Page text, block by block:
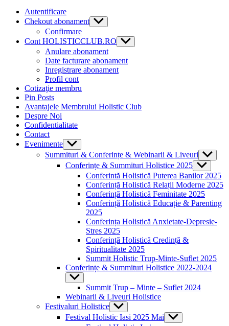
Autentificare
Chekout abonament Show
sub
Confirmare
Cont HOLISTICCLUB.RO Show
sub
Anulare abonament
Date facturare abonament
Inregistrare abonament
Profil cont
Cotizaţie membru
Pin Posts
Avantajele Membrului Holistic Club
Despre Noi
Confidentialitate
Contact
Evenimente Show
sub
menu
Summituri & Conferințe & Webinarii & Liveuri Show
sub
menu
Conferințe & Summituri Holistice 2025 Show
sub
menu
Conferintă Holistică Puterea Banilor 2025
Conferință Holistică Relații Moderne 2025
Conferință Holistică Feminitate 2025
Conferință Holistică Educație & Parenting
2025
Conferința Holistică Anxietate-Depresie-
Stres 2025
Conferință Holistică Credință &
Spiritualitate 2025
Summit Holistic Trup-Minte-Suflet 2025
Conferințe & Summituri Holistice 2022-2024
Show
sub
menu
Summit Trup – Minte – Suflet 2024
Webinarii & Liveuri Holistice
Festivaluri Holistice Show
sub
menu
Festival Holistic Iasi 2025 Mai Show